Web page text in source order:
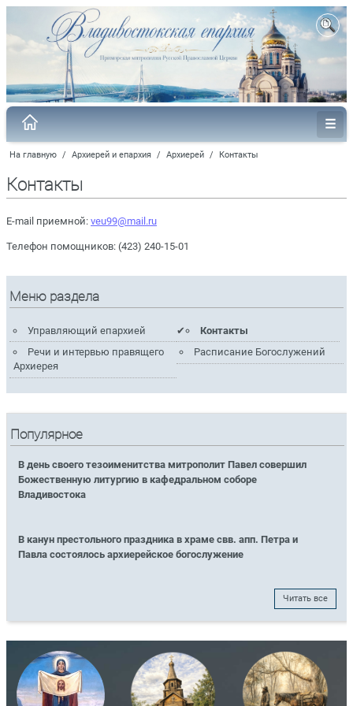
На главную / Архиерей и епархия / Архиерей / Контакты
Контакты
E-mail приемной: veu99@mail.ru
Телефон помощников: (423) 240-15-01
Меню раздела
Управляющий епархией
Контакты
Речи и интервью правящего
Архиерея
Расписание Богослужений
Популярное
В день своего тезоименитства митрополит Павел совершил
Божественную литургию в кафедральном соборе
Владивостока
В канун престольного праздника в храме свв. апп. Петра и
Павла состоялось архиерейское богослужение
Читать все